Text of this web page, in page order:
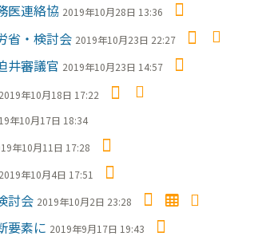
医連絡協 2019年10月28日 13:36
省・検討会 2019年10月23日 22:27
井審議官 2019年10月23日 14:57
2019年10月18日 17:22
年10月17日 18:34
年10月11日 17:28
2019年10月4日 17:51
討会 2019年10月2日 23:28
要素に 2019年9月17日 19:43